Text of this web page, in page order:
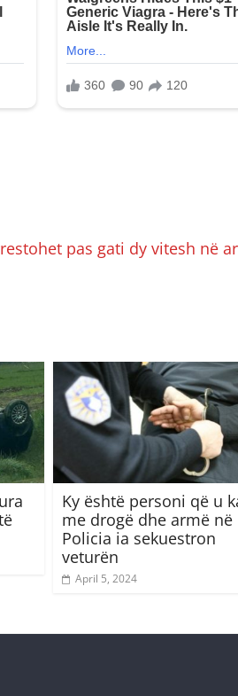
pas gati dy vitesh në
Ky është personi që u
me drogë dhe armë në
Policia ia sekuestron
veturën
April 5, 2024